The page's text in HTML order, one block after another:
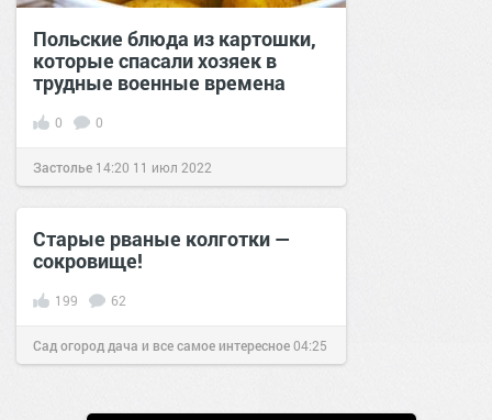
Польские блюда из картошки,
которые спасали хозяек в
трудные военные времена
0 0
Застолье 14:20 11 июл 2022
Старые рваные колготки —
сокровище!
199 62
Сад огород дача и все самое интересное04:25